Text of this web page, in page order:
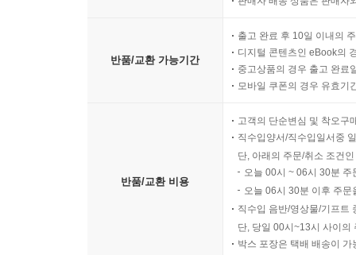
반품/교환 가능기간
출고 완료 후 10일 이내의
디지털 콘텐츠인 eBook의
중고상품의 경우 출고 완료
모바일 쿠폰의 경우 유효기
반품/교환 비용
고객의 단순변심 및 착오구
직수입양서/직수입일서중
단, 아래의 주문/취소 조건
오늘 00시 ~ 06시 30분
오늘 06시 30분 이후 주
직수입 음반/영상물/기프트
단, 당일 00시~13시 사이의
박스 포장은 택배 배송이